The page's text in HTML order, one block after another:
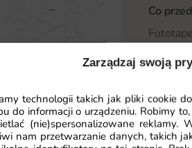
Zarządzaj swoją
technologii takich jak pliki cookie
do informacji o urządzeniu. Robimy
(nie)spersonalizowane reklamy.
nam przetwarzanie danych, takich
Co
dla
Motyw